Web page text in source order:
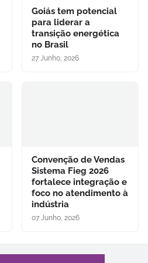
Goiás tem potencial
para liderar a
transição energética
no Brasil
27 Junho, 2026
Convenção de Vendas
Sistema Fieg 2026
fortalece integração e
foco no atendimento à
indústria
07 Junho, 2026